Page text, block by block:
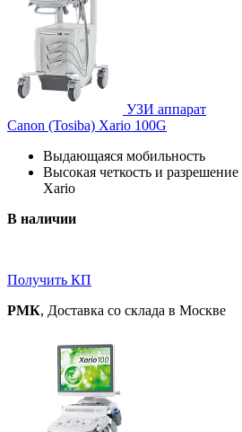
УЗИ аппарат
Canon (Tosiba) Xario 100G
Выдающаяся мобильность
Высокая четкость и
Xario
В наличии
Получить КП
РМК, Доставка со склада в Москве